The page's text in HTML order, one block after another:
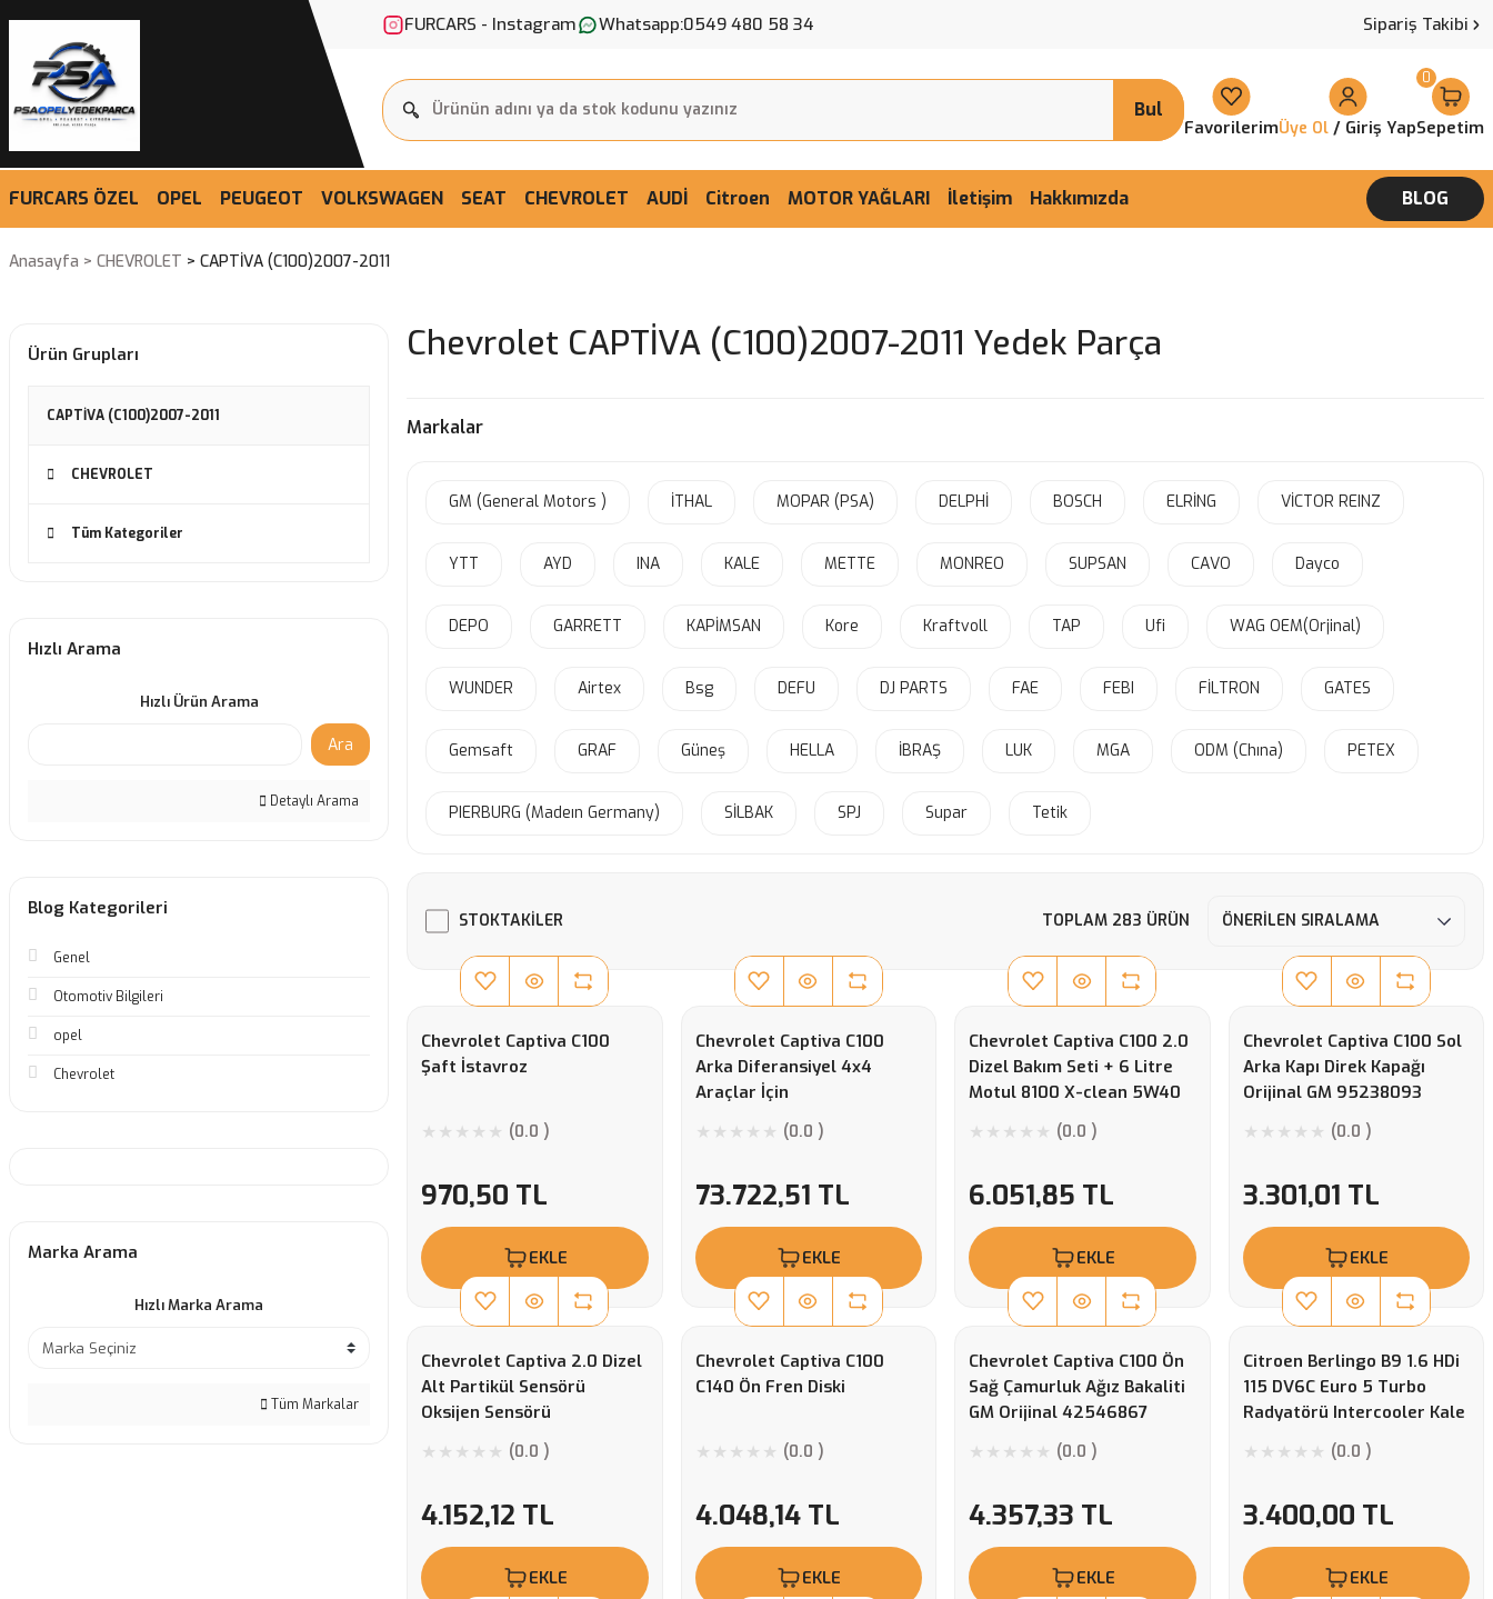
FURCARS - Instagram Whatsapp:0549 480 58 34 Sipariş Takibi
Bul
FavorilerimÜye Ol / Giriş YapSepetim
0
FURCARS ÖZEL OPEL PEUGEOT VOLKSWAGEN SEAT CHEVROLET AUDİ Citroen MOTOR YAĞLARI İletişim Hakkımızda BLOG
Anasayfa CHEVROLET CAPTİVA (C100)2007-2011
Ürün Grupları
CAPTİVA (C100)2007-2011
CHEVROLET
Tüm Kategoriler
Hızlı Arama
Hızlı Ürün Arama
Ara
Detaylı Arama
Blog Kategorileri
Genel
Otomotiv Bilgileri
opel
Chevrolet
Marka Arama
Hızlı Marka Arama
Tüm Markalar
Chevrolet CAPTİVA (C100)2007-2011 Yedek Parça
Markalar
GM (General Motors ) İTHAL MOPAR (PSA) DELPHİ BOSCH ELRİNG VİCTOR REINZ
YTT AYD INA KALE METTE MONREO SUPSAN CAVO Dayco
DEPO GARRETT KAPİMSAN Kore Kraftvoll TAP Ufi WAG OEM(Orjinal)
WUNDER Airtex Bsg DEFU DJ PARTS FAE FEBI FİLTRON GATES
Gemsaft GRAF Güneş HELLA İBRAŞ LUK MGA ODM (Chına) PETEX
PIERBURG (Madeın Germany) SİLBAK SPJ Supar Tetik
STOKTAKILER TOPLAM 283 ÜRÜN
Chevrolet Captiva C100
Şaft İstavroz
(0.0 )
970,50 TL
EKLE
Chevrolet Captiva C100
Arka Diferansiyel 4x4
Araçlar İçin
(0.0 )
73.722,51 TL
EKLE
Chevrolet Captiva C100 2.0
Dizel Bakım Seti + 6 Litre
Motul 8100 X-clean 5W40
Motor Yağı Filtron Filtreler
(0.0 )
6.051,85 TL
EKLE
Chevrolet Captiva C100 Sol
Arka Kapı Direk Kapağı
Orijinal GM 95238093
(0.0 )
3.301,01 TL
EKLE
Chevrolet Captiva 2.0 Dizel
Alt Partikül Sensörü
Oksijen Sensörü
(0.0 )
4.152,12 TL
EKLE
Chevrolet Captiva C100
C140 Ön Fren Diski
(0.0 )
4.048,14 TL
EKLE
Chevrolet Captiva C100 Ön
Sağ Çamurluk Ağız Bakaliti
GM Orijinal 42546867
(0.0 )
4.357,33 TL
EKLE
Citroen Berlingo B9 1.6 HDi
115 DV6C Euro 5 Turbo
Radyatörü Intercooler Kale
(0.0 )
3.400,00 TL
EKLE